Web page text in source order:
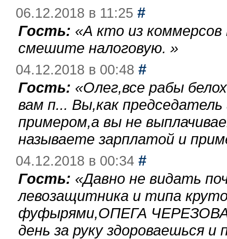
06.12.2018 в 11:25 #
Гость: «А кто из
смешите налоговую. »
04.12.2018 в 00:48 #
Гость: «Олег,все рабы
вам п... Вы,как
примером,а вы не
называете зарплатой и
04.12.2018 в 00:34 #
Гость: «Давно не видать
левозащитника и типа
фуфырями,ОПЕГА
день за руку здороваешься